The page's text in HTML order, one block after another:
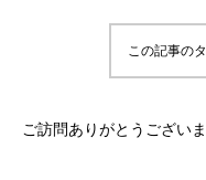
この記事の
ご訪問ありがとうございま